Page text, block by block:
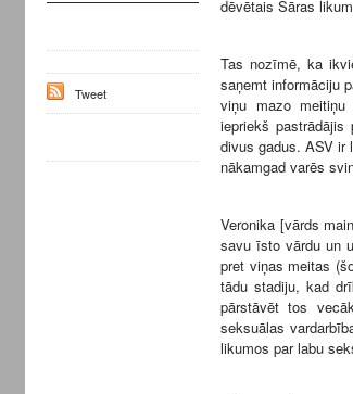
dēvētais Sāras
Tas nozīmē, ka
saņemt informāciju
viņu mazo
iepriekš
divus gadus. ASV ir
nākamgad varēs
Veronika [vārds
savu īsto vārdu un
pret viņas meitas
tādu stadiju, kad
pārstāvēt tos
seksuālas
likumos par labu
Tweet